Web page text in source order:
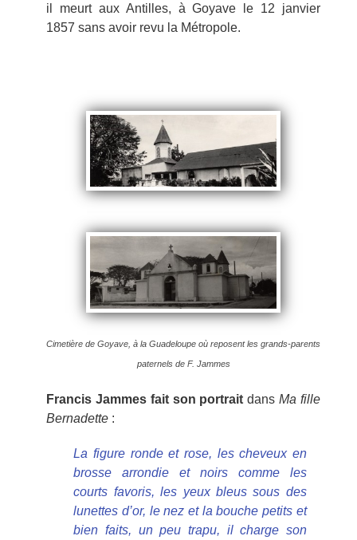
il meurt aux Antilles, à Goyave le 12 janvier
1857 sans avoir revu la Métropole.
Cimetière de Goyave, à la Guadeloupe où reposent les grands-parents
paternels de F. Jammes
Francis Jammes fait son portrait dansMa fille
Bernadette :
La figure ronde et rose, les cheveux en
brosse arrondie et noirs comme les
courts favoris, les yeux bleus sous des
lunettes d’or, le nez et la bouche petits et
bien faits, un peu trapu, il charge son